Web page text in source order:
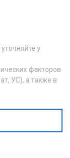
у
факторов
УС), а также в